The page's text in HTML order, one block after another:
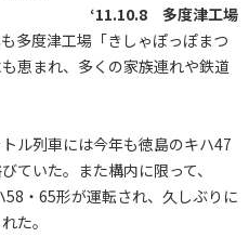
‘11.10.8 多度津工場
多度津工場「きしゃぽっぽまつ
恵まれ、多くの家族連れや鉄道
ル列車には今年も徳島のキハ47
ていた。また構内に限って、
・65形が運転され、久しぶりに
た。